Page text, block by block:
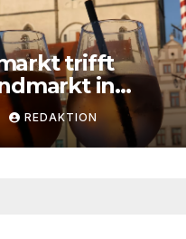
trifft
in
Wittenberg
REDAKTION